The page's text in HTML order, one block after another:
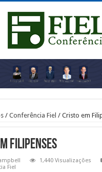
/ Conferência Fiel / Cristo em
Filipenses
1,440 Visualizações
Fiel